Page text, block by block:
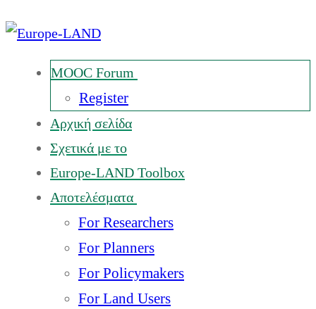
MOOC Forum
Register
Αρχική σελίδα
Σχετικά με το
Europe-LAND Toolbox
Αποτελέσματα
For Researchers
For Planners
For Policymakers
For Land Users